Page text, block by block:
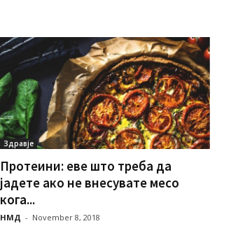
Здравје
Протеини: еве што треба да
јадете ако не внесувате месо
кога...
НМД - November 8, 2018